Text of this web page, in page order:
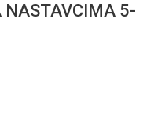
NASTAVCIMA 5-